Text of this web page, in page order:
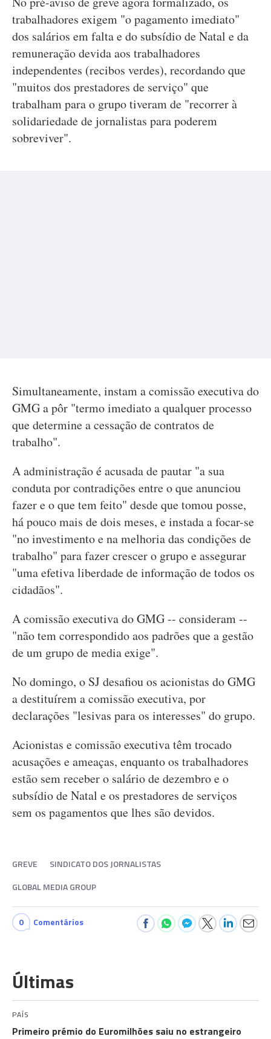
trabalhadores exigem "o pagamento imediato"
dos salários em falta e do subsídio de Natal e da
remuneração devida aos trabalhadores
independentes (recibos verdes), recordando que
"muitos dos prestadores de serviço" que
trabalham para o grupo tiveram de "recorrer à
solidariedade de jornalistas para poderem
sobreviver".
Simultaneamente, instam a comissão executiva do
GMG a pôr "termo imediato a qualquer processo
que determine a cessação de contratos de
trabalho".
A administração é acusada de pautar "a sua
conduta por contradições entre o que anunciou
fazer e o que tem feito" desde que tomou posse,
há pouco mais de dois meses, e instada a focar-se
"no investimento e na melhoria das condições de
trabalho" para fazer crescer o grupo e assegurar
"uma efetiva liberdade de informação de todos os
cidadãos".
A comissão executiva do GMG -- consideram --
"não tem correspondido aos padrões que a gestão
de um grupo de media exige".
No domingo, o SJ desafiou os acionistas do GMG
a destituírem a comissão executiva, por
declarações "lesivas para os interesses" do grupo.
Acionistas e comissão executiva têm trocado
acusações e ameaças, enquanto os trabalhadores
estão sem receber o salário de dezembro e o
subsídio de Natal e os prestadores de serviços
sem os pagamentos que lhes são devidos.
GREVE
SINDICATO DOS JORNALISTAS
GLOBAL MEDIA GROUP
0 Comentários
Últimas
PAÍS
Primeiro prémio do Euromilhões saiu no estrangeiro